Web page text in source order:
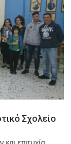
Σχολείο